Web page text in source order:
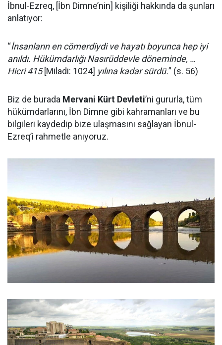
İbnul-Ezreq, [İbn Dimne’nin] kişiliği hakkında da şunları
anlatıyor:
“İnsanların en cömerdiydi ve hayatı boyunca hep iyi
anıldı. Hükümdarlığı Nasırüddevle döneminde, …
Hicri 415[Miladi: 1024] yılına kadar sürdü.” (s. 56)
Biz de burada Mervani Kürt Devleti’ni gururla, tüm
hükümdarlarını, İbn Dimne gibi kahramanları ve bu
bilgileri kaydedip bize ulaşmasını sağlayan İbnul-
Ezreq’i rahmetle anıyoruz.